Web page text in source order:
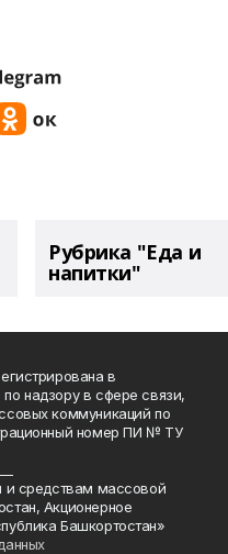
Рубрика "Еда и
напитки"
в
надзору в сфере связи,
коммуникаций по
номер ПИ № ТУ
и средствам массовой
Акционерное
Башкортостан»